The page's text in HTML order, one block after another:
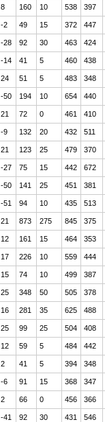
8 160 10 538 397
-2 49 15 372 447
-28 92 30 463 424
-14 41 5 460 438
24 51 5 483 348
-50 194 10 654 440
21 72 0 461 410
-9 132 20 432 511
21 123 25 479 370
-27 75 15 442 672
-50 141 25 451 381
-51 94 10 435 513
21 873 275 845 375
12 161 15 464 353
17 226 10 559 444
15 74 10 499 387
25 348 50 505 378
16 281 35 625 488
25 99 25 504 408
12 59 5 484 442
2 41 5 394 348
-6 91 15 368 347
2 66 0 456 366
-41 92 30 431 546